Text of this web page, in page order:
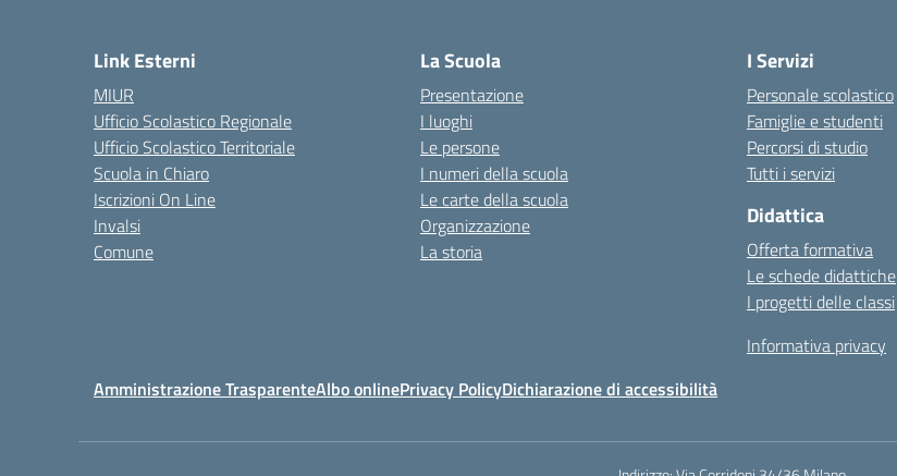
Link Esterni
MIUR
Ufficio Scolastico Regionale
Ufficio Scolastico Territoriale
Scuola in Chiaro
Iscrizioni On Line
Invalsi
Comune
La Scuola
Presentazione
I luoghi
Le persone
I numeri della scuola
Le carte della scuola
Organizzazione
La storia
I Servizi
Personale scolastico
Famiglie e studenti
Percorsi di studio
Tutti i servizi
Didattica
Offerta formativa
Le schede didattiche
I progetti delle classi
Informativa privacy
Amministrazione TrasparenteAlbo onlinePrivacy PolicyDichiarazione di accessibilità